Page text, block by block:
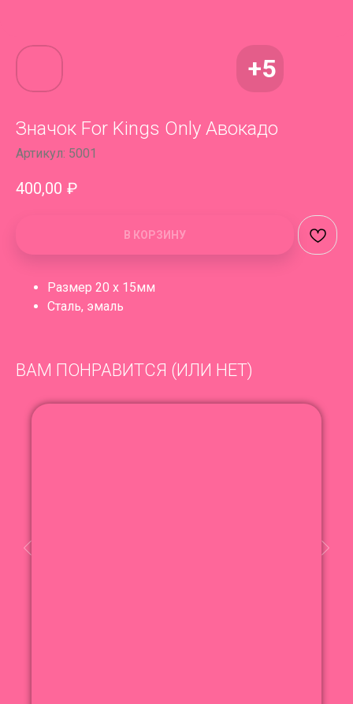
Значок For Kings Only Авокадо
Артикул: 5001
400,00 ₽
В КОРЗИНУ
Размер 20 х 15мм
Сталь, эмаль
ВАМ ПОНРАВИТСЯ (ИЛИ НЕТ)